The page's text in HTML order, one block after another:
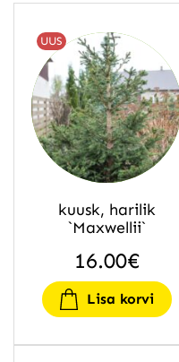
UUS
kuusk, harilik
`Maxwellii`
16.00€
Lisa korvi